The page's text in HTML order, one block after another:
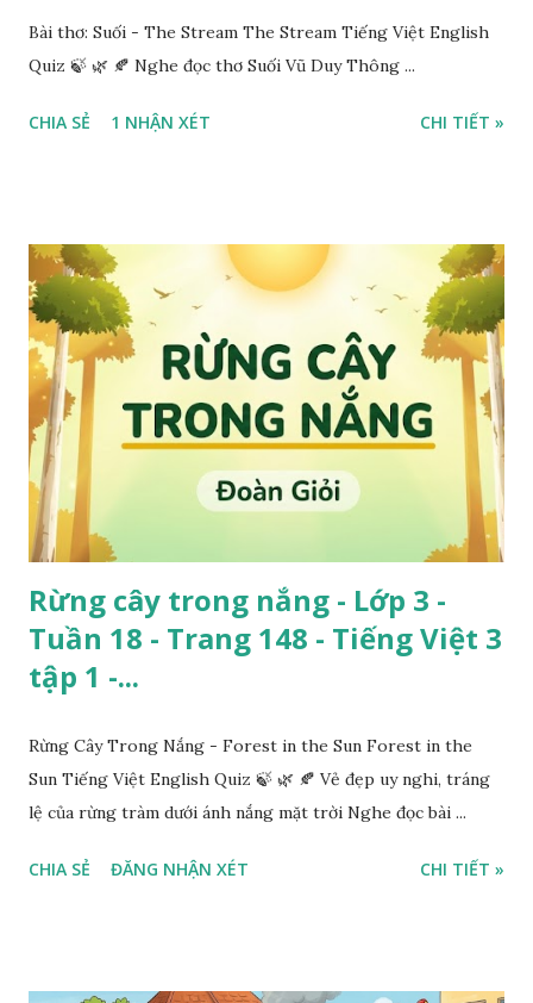
Bài thơ: Suối - The Stream The Stream Tiếng Việt English
Quiz 🍃 🌿 🍂 Nghe đọc thơ Suối Vũ Duy Thông ...
CHIA SẺ 1 NHẬN XÉT CHI TIẾT »
Rừng cây trong nắng - Lớp 3 -
Tuần 18 - Trang 148 - Tiếng Việt 3
tập 1 -...
Rừng Cây Trong Nắng - Forest in the Sun Forest in the
Sun Tiếng Việt English Quiz 🍃 🌿 🍂 Vẻ đẹp uy nghi, tráng
lệ của rừng tràm dưới ánh nắng mặt trời Nghe đọc bài ...
CHIA SẺ ĐĂNG NHẬN XÉT CHI TIẾT »